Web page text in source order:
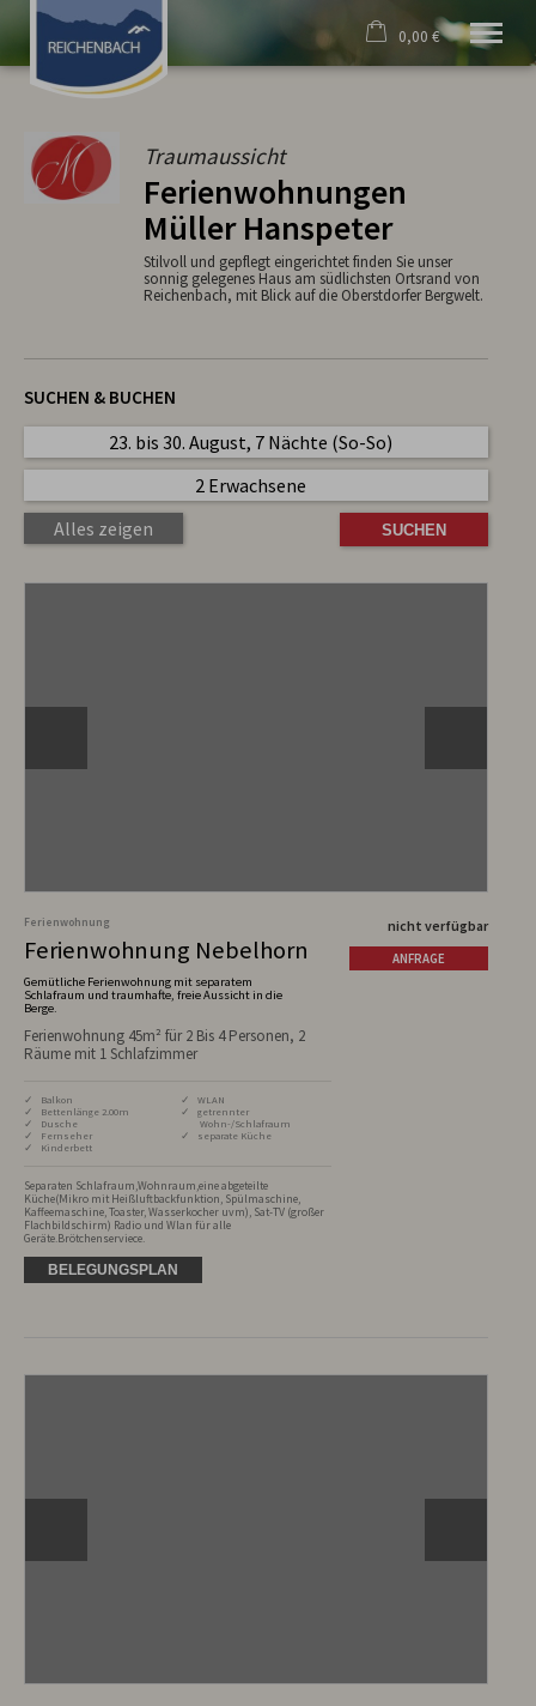
Willkommen
Gastgeber
Kultur & Brauchtum
Historisches
Freizeit & Aktivität
0,00 €
Traumaussicht
Ferienwohnungen
Müller Hanspeter
Stilvoll und gepflegt eingerichtet finden Sie unser
sonnig gelegenes Haus am südlichsten Ortsrand von
Reichenbach, mit Blick auf die Oberstdorfer Bergwelt.
SUCHEN & BUCHEN
23. bis 30. August, 7 Nächte (So-So)
2 Erwachsene
Alles zeigen
Ferienwohnung
Ferienwohnung Nebelhorn
Gemütliche Ferienwohnung mit separatem
Schlafraum und traumhafte, freie Aussicht in die
Berge.
Ferienwohnung 45m² für 2 Bis 4 Personen, 2
Räume mit 1 Schlafzimmer
✓ Balkon
✓ Bettenlänge 2.00m
✓ Dusche
✓ Fernseher
✓ Kinderbett
✓ WLAN
✓ getrennter
Wohn-/Schlafraum
✓ separate Küche
Separaten Schlafraum,Wohnraum,eine abgeteilte
Küche(Mikro mit Heißluftbackfunktion, Spülmaschine,
Kaffeemaschine, Toaster, Wasserkocher uvm), Sat-TV (großer
Flachbildschirm) Radio und Wlan für alle
Geräte.Brötchenserviece.
nicht verfügbar
ANFRAGE
BELEGUNGSPLAN